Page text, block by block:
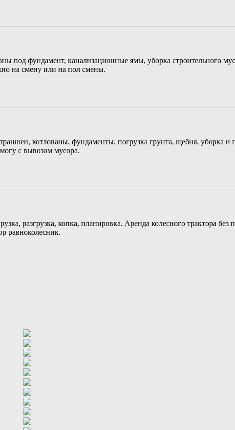
под фундамент, канализационные ямы, уборка строительного
на смену или на пол смены.
котлованы, фундаменты, погрузка грунта, щебня, уборка и
с вывозом мусора.
разгрузка, копка, планировка. Аренда колесного трактора
равноколесник.